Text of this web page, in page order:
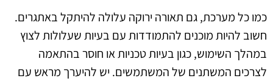
כמו כל מערכת, גם תאורה ירוקה עלולה להיתקל באתגרים.
חשוב להיות מוכנים להתמודדות עם בעיות שעלולות לצוץ
במהלך השימוש, כגון בעיות טכניות או חוסר בהתאמה
לצרכים המשתנים של המשתמשים. יש להיערך מראש עם